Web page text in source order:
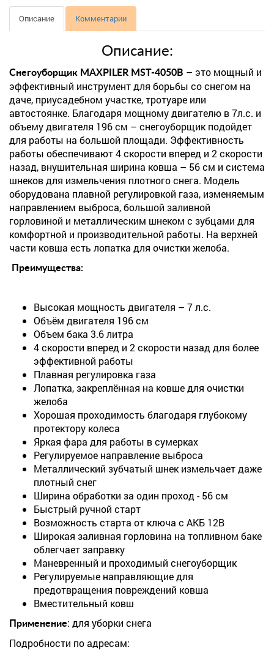
Описание Комментарии
Описание:
Снегоуборщик MAXPILER MST-4050B – это мощный и
эффективный инструмент для борьбы со снегом на
даче, приусадебном участке, тротуаре или
автостоянке. Благодаря мощному двигателю в 7л.с. и
объему двигателя 196 см – снегоуборщик подойдет
для работы на большой площади. Эффективность
работы обеспечивают 4 скорости вперед и 2 скорости
назад, внушительная ширина ковша – 56 см и система
шнеков для измельчения плотного снега. Модель
оборудована плавной регулировкой газа, изменяемым
направлением выброса, большой заливной
горловиной и металлическим шнеком с зубцами для
комфортной и производительной работы. На верхней
части ковша есть лопатка для очистки желоба.
Преимущества:
Высокая мощность двигателя – 7 л.с.
Объём двигателя 196 см
Объем бака 3.6 литра
4 скорости вперед и 2 скорости назад для более
эффективной работы
Плавная регулировка газа
Лопатка, закреплённая на ковше для очистки
желоба
Хорошая проходимость благодаря глубокому
протектору колеса
Яркая фара для работы в сумерках
Регулируемое направление выброса
Металлический зубчатый шнек измельчает даже
плотный снег
Ширина обработки за один проход - 56 см
Быстрый ручной старт
Возможность старта от ключа с АКБ 12В
Широкая заливная горловина на топливном баке
облегчает заправку
Маневренный и проходимый снегоуборщик
Регулируемые направляющие для
предотвращения повреждений ковша
Вместительный ковш
Применение: для уборки снега
Подробности по адресам: